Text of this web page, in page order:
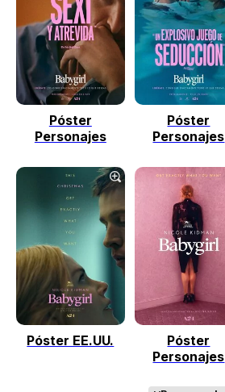
Póster
Personajes
Póster
Personajes
Póster EE.UU.
Póster
Personajes